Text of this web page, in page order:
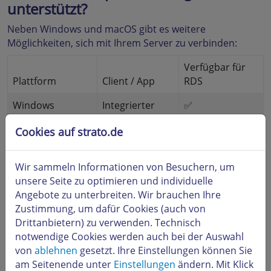
unterstützt?
Neben Windows und macOS gibt es weitere
Möglichkeiten, sich mit Ihrem Server zu verbinden:
Plattform Client / App
Verfügbar für
RDS
Windows
Integrierter
✅
Store)
iOS / iPadOS
Windows App
(App Store)
✅
Android /
Chrome OS
Windows App
(Google Play)
✅
Cookies auf strato.de
Wir sammeln Informationen von Besuchern, um
unsere Seite zu optimieren und individuelle
Angebote zu unterbreiten. Wir brauchen Ihre
Zustimmung, um dafür Cookies (auch von
Drittanbietern) zu verwenden. Technisch
notwendige Cookies werden auch bei der Auswahl
von ablehnen gesetzt. Ihre Einstellungen können Sie
am Seitenende unter Einstellungen ändern. Mit Klick